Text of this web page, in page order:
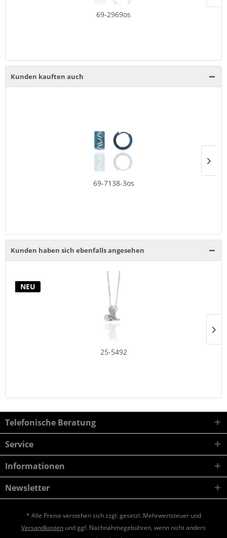
69-2969os
Kunden kauften auch
69-7138-3os
Kunden haben sich ebenfalls angesehen
NEU
25-5492
Telefonische Beratung
Service
Informationen
Newsletter
* Alle Preise verstehen sich zzgl. gesetzl. Mehrwertsteuer und
Versandkosten und ggf. Nachnahmegebühren, wenn nicht anders